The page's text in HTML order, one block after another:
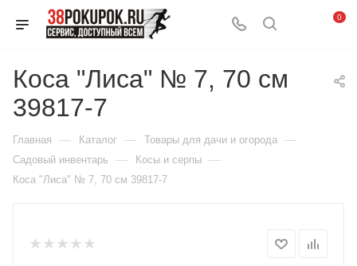
0
Коса "Лиса" № 7, 70 см
39817-7
Главная — Каталог — Товары для дачи и огорода —
Садовый инвентарь — Косы и серпы —
Коса "Лиса" № 7, 70 см 39817-7